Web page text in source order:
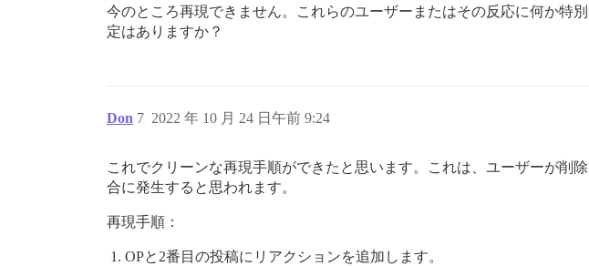
rack (2.2.4) lib/rack/session/abstract/id.rb:260:in `call'
actionpack (7.0.3.1) lib/action_dispatch/middleware/
actionpack (7.0.3.1) lib/action_dispatch/middleware/
actionpack (7.0.3.1) lib/action_dispatch/middleware/
logster (2.11.3) lib/logster/middleware/reporter.rb:43:in `call'
railties (7.0.3.1) lib/rails/rack/logger.rb:27:in `call'
config/initializers/100-quiet_logger.rb:23:in `call'
config/initializers/100-silence_logger.rb:31:in `call'
actionpack (7.0.3.1) lib/action_dispatch/middleware/
rack (2.2.4) lib/rack/method_override.rb:24:in `call'
今のところ再現できません。これらのユーザーまたはその反応に何か特
定はありますか？
Don 2022 年 10 月 24 日午前 9:24
7
これでクリーンな再現手順ができたと思います。これは、ユーザーが削
合に発生すると思われます。
再現手順：
OPと2番目の投稿にリアクションを追加します。